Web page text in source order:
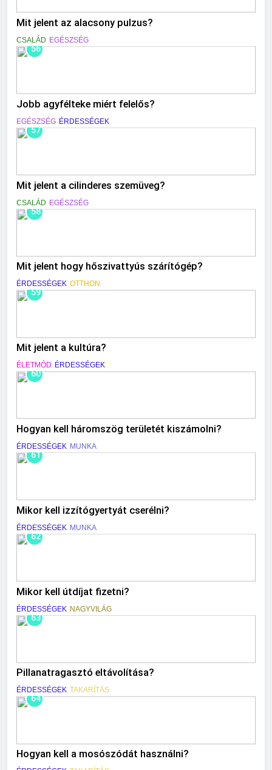
Mit jelent az alacsony pulzus?
CSALÁD EGÉSZSÉG
56
Jobb agyfélteke miért felelős?
EGÉSZSÉG ÉRDESSÉGEK
57
Mit jelent a cilinderes szemüveg?
CSALÁD EGÉSZSÉG
58
Mit jelent hogy hőszivattyús szárítógép?
ÉRDESSÉGEK OTTHON
59
Mit jelent a kultúra?
ÉLETMÓD ÉRDESSÉGEK
60
Hogyan kell háromszög területét kiszámolni?
ÉRDESSÉGEK MUNKA
61
Mikor kell izzítógyertyát cserélni?
ÉRDESSÉGEK MUNKA
62
Mikor kell útdíjat fizetni?
ÉRDESSÉGEK NAGYVILÁG
63
Pillanatragasztó eltávolítása?
ÉRDESSÉGEK TAKARÍTÁS
64
Hogyan kell a mosószódát használni?